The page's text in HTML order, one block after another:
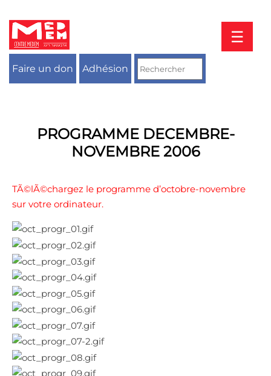
contenu
☰
Faire un don Adhésion
PROGRAMME DECEMBRE-
NOVEMBRE 2006
TÃ©lÃ©chargez le programme d’octobre-novembre
sur votre ordinateur.